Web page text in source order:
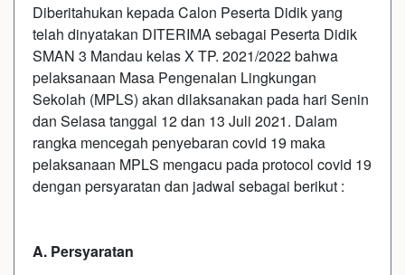
Diberitahukan kepada Calon Peserta Didik yang
telah dinyatakan DITERIMA sebagai Peserta Didik
SMAN 3 Mandau kelas X TP. 2021/2022 bahwa
pelaksanaan Masa Pengenalan Lingkungan
Sekolah (MPLS) akan dilaksanakan pada hari Senin
dan Selasa tanggal 12 dan 13 Juli 2021. Dalam
rangka mencegah penyebaran covid 19 maka
pelaksanaan MPLS mengacu pada protocol covid 19
dengan persyaratan dan jadwal sebagai berikut :
A. Persyaratan